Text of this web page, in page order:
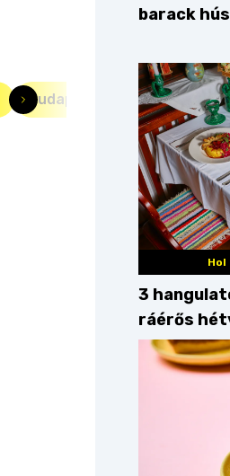
budapesti bisztró
barack
Hol
3
ráérős